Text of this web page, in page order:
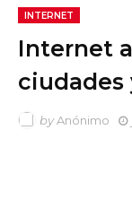
INTERNET
Internet
ciudades
byAnónimo